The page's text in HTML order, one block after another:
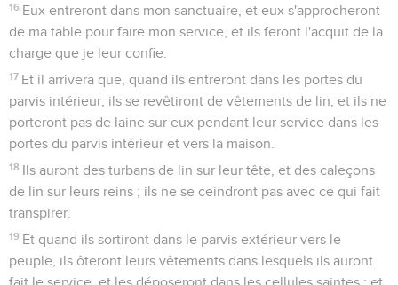
16 Eux entreront dans mon sanctuaire, et eux s'approcheront
de ma table pour faire mon service, et ils feront l'acquit de la
charge que je leur confie.
17 Et il arrivera que, quand ils entreront dans les portes du
parvis intérieur, ils se revêtiront de vêtements de lin, et ils ne
porteront pas de laine sur eux pendant leur service dans les
portes du parvis intérieur et vers la maison.
18 Ils auront des turbans de lin sur leur tête, et des caleçons
de lin sur leurs reins ; ils ne se ceindront pas avec ce qui fait
transpirer.
19 Et quand ils sortiront dans le parvis extérieur vers le
peuple, ils ôteront leurs vêtements dans lesquels ils auront
fait le service, et les déposeront dans les cellules saintes ; et